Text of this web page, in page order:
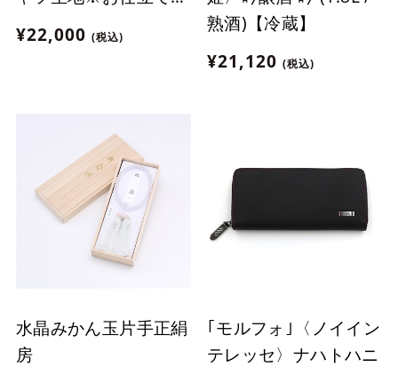
りは"金沢エムザ"のみ
¥22,000 (税込)
熟酒)【冷蔵】
¥21,120 (税込)
水晶みかん玉片手正絹
房
｢モルフォ｣〈ノイイン
テレッセ〉ナハトハニ